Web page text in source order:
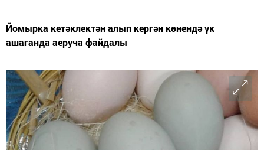
Йомырка кетәклектән алып кергән көнендә үк
ашаганда аеруча файдалы